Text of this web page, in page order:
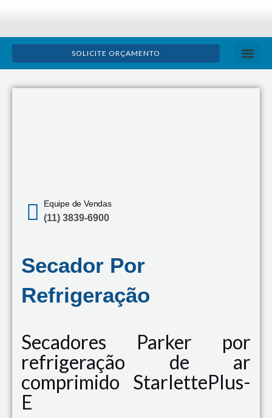
o
SOLICITE ORÇAMENTO
Equipe de Vendas
(11) 3839-6900
Secador Por
Refrigeração
Secadores Parker por
refrigeração de ar
comprimido StarlettePlus-
E